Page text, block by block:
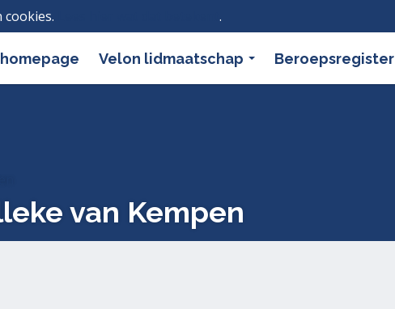
.
Velon lidmaatschap Beroepsregister
van Kempen